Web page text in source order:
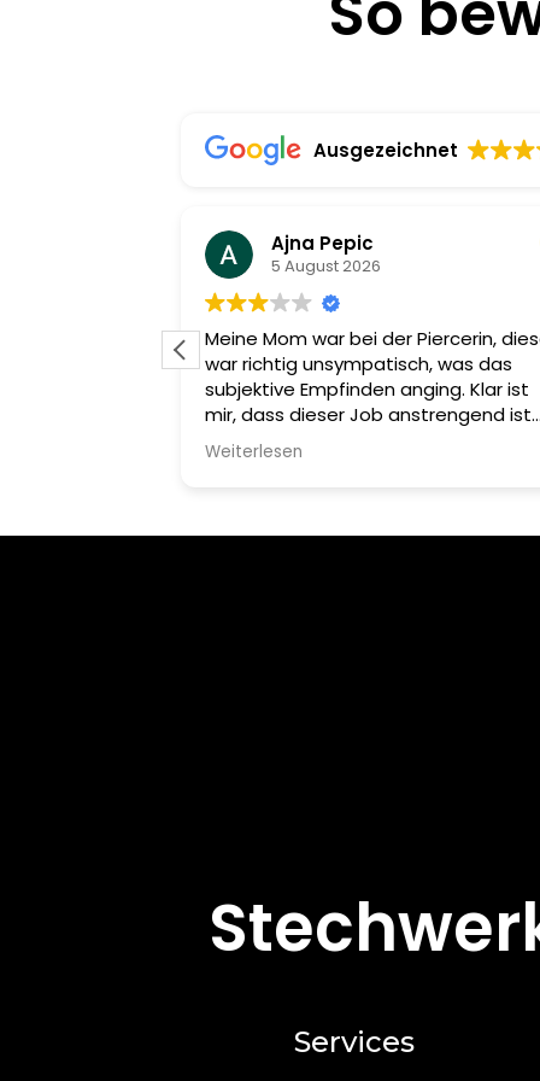
Ausgezeichnet
Ajna Pepic
5 August 2026
Meine Mom war bei der Piercerin,
war richtig unsympatisch, was das
subjektive Empfinden anging. Klar ist
mir, dass dieser Job anstrengend ist
und man Kunden hat, die viel wollen
auch viel zu viel schildern, aber
Menschen umgehen können.
Weiterlesen
Services